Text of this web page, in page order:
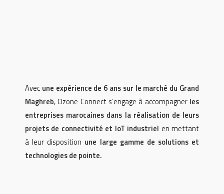
Avec une expérience de 6 ans sur le marché du Grand
Maghreb, Ozone Connect s’engage à accompagner les
entreprises marocaines dans la réalisation de leurs
projets de connectivité et IoT industriel en mettant
à leur disposition une large gamme de solutions et
technologies de pointe.